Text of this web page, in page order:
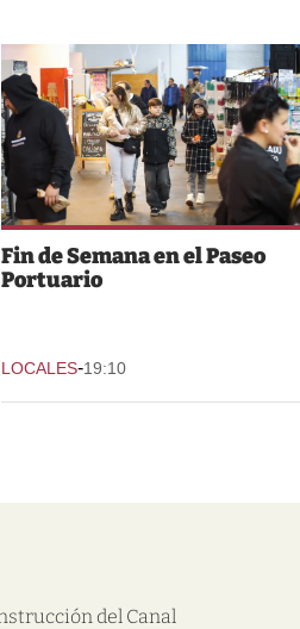
Fin de Semana en el Paseo
Portuario
LOCALES-19:10
del Canal